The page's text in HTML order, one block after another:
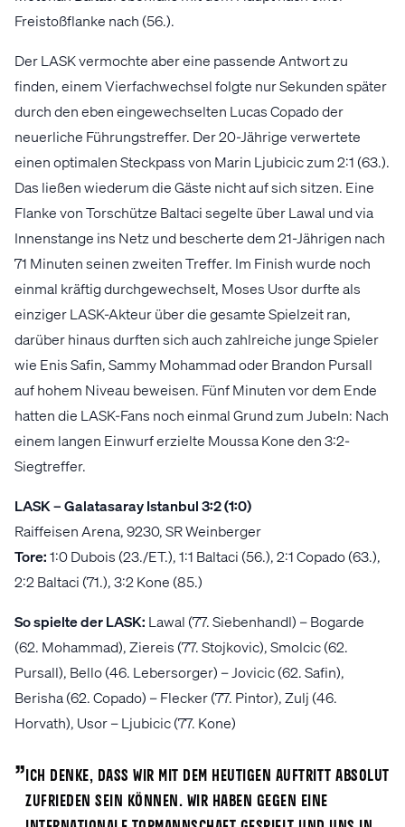
Freistoßflanke nach (56.).
Der LASK vermochte aber eine passende Antwort zu
finden, einem Vierfachwechsel folgte nur Sekunden später
durch den eben eingewechselten Lucas Copado der
neuerliche Führungstreffer. Der 20-Jährige verwertete
einen optimalen Steckpass von Marin Ljubicic zum 2:1 (63.).
Das ließen wiederum die Gäste nicht auf sich sitzen. Eine
Flanke von Torschütze Baltaci segelte über Lawal und via
Innenstange ins Netz und bescherte dem 21-Jährigen nach
71 Minuten seinen zweiten Treffer. Im Finish wurde noch
einmal kräftig durchgewechselt, Moses Usor durfte als
einziger LASK-Akteur über die gesamte Spielzeit ran,
darüber hinaus durften sich auch zahlreiche junge Spieler
wie Enis Safin, Sammy Mohammad oder Brandon Pursall
auf hohem Niveau beweisen. Fünf Minuten vor dem Ende
hatten die LASK-Fans noch einmal Grund zum Jubeln: Nach
einem langen Einwurf erzielte Moussa Kone den 3:2-
Siegtreffer.
LASK – Galatasaray Istanbul 3:2 (1:0)
Raiffeisen Arena, 9230, SR Weinberger
Tore:1:0 Dubois (23./ET.), 1:1 Baltaci (56.), 2:1 Copado (63.),
2:2 Baltaci (71.), 3:2 Kone (85.)
So spielte der LASK: Lawal (77. Siebenhandl) – Bogarde
(62. Mohammad), Ziereis (77. Stojkovic), Smolcic (62.
Pursall), Bello (46. Lebersorger) – Jovicic (62. Safin),
Berisha (62. Copado) – Flecker (77. Pintor), Zulj (46.
Horvath), Usor – Ljubicic (77. Kone)
„
Ich denke, dass wir mit dem heutigen Auftritt absolut
zufrieden sein können. Wir haben gegen eine